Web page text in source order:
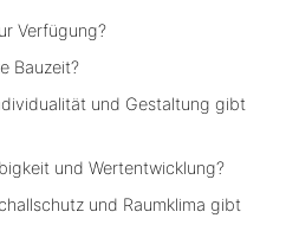
Verfügung?
Bauzeit?
und Gestaltung gibt
und Wertentwicklung?
und Raumklima gibt